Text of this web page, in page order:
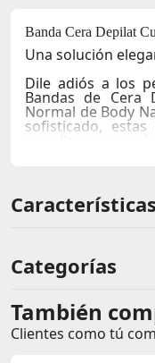
Banda Cera Depilat
Una solución
Dile adiós a los
Bandas de Cera
Normal de Body
sofisticado,
para llevar en
Materiales:
cera de alta
Aplica la banda,
piel suave y lisa.
Temporada:
piernas y brazos
Sensaciones y
Características
Categorías
Comentarios
Comentarios de
También
Clientes como tú